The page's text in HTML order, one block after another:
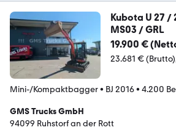
Kubota U 27 /
MS03 / GRL
19.900 €
23.681 € (Brutto)
Mini-/Kompaktbagger• BJ 2016• 4.200
GMS Trucks GmbH
94099 Ruhstorf an der Rott